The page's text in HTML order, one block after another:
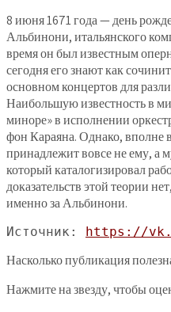
8 июня 1671 года — день
Альбинони, итальянского
время он был известным
сегодня его знают как
основном концертов для
Наибольшую известность в
миноре» в исполнении
фон Караяна. Однако, вполне
принадлежит вовсе не ему, а
который каталогизировал
доказательств этой теории
именно за Альбинони.
Источник: https://
Насколько публикация
Нажмите на звезду, чтобы